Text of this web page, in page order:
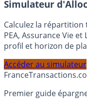
En savoir plus
Simulateur
Calculez la répartition
PEA, Assurance Vie
profil et horizon de
France